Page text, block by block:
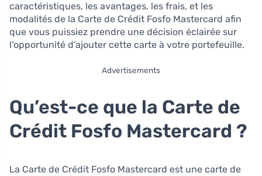
caractéristiques, les avantages, les frais, et les
modalités de la Carte de Crédit Fosfo Mastercard afin
que vous puissiez prendre une décision éclairée sur
l’opportunité d’ajouter cette carte à votre portefeuille.
Advertisements
Qu’est-ce que la Carte de
Crédit Fosfo Mastercard ?
La Carte de Crédit Fosfo Mastercard est une carte de